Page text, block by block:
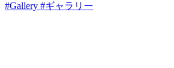
#Gallery #ギャラリー